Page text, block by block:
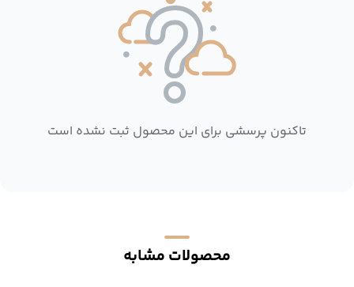
تاکنون پرسشی برای این محصول ثبت نشده است
محصولات مشابه